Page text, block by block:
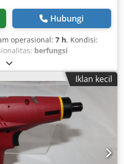
Hubungi
operasional: 7 h, Kondisi:
berfungsi
kendaraan:
inspected and fully
Desoutter Low Voltage
NE, shut-off with push-to-
rpm Torque range: 0.20 to
245 mm Weight without
for industrial production and
Iklan kecil